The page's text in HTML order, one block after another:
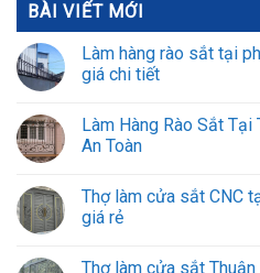
BÀI VIẾT MỚI
Làm hàng rào sắt tại
giá chi tiết
Làm Hàng Rào Sắt
An Toàn
Thợ làm cửa sắt CNC
giá rẻ
Thợ làm cửa sắt